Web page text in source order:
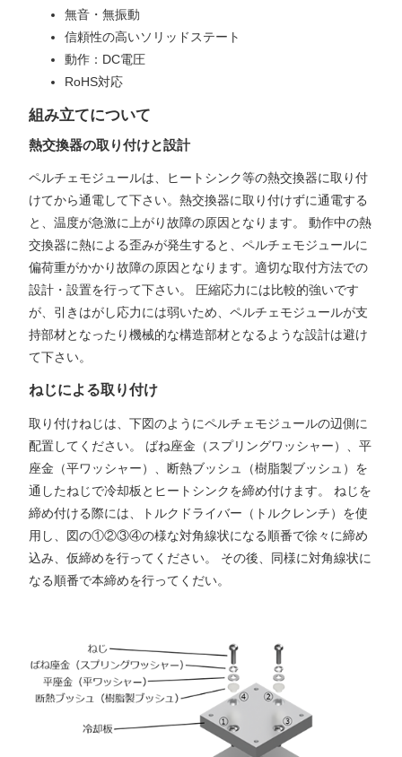
無音・無振動
信頼性の高いソリッドステート
動作：DC電圧
RoHS対応
組み立てについて
熱交換器の取り付けと設計
ペルチェモジュールは、ヒートシンク等の熱交換器に取り付
けてから通電して下さい。熱交換器に取り付けずに通電する
と、温度が急激に上がり故障の原因となります。 動作中の熱
交換器に熱による歪みが発生すると、ペルチェモジュールに
偏荷重がかかり故障の原因となります。適切な取付方法での
設計・設置を行って下さい。 圧縮応力には比較的強いです
が、引きはがし応力には弱いため、ペルチェモジュールが支
持部材となったり機械的な構造部材となるような設計は避け
て下さい。
ねじによる取り付け
取り付けねじは、下図のようにペルチェモジュールの辺側に
配置してください。 ばね座金（スプリングワッシャー）、平
座金（平ワッシャー）、断熱ブッシュ（樹脂製ブッシュ）を
通したねじで冷却板とヒートシンクを締め付けます。 ねじを
締め付ける際には、トルクドライバー（トルクレンチ）を使
用し、図の①②③④の様な対角線状になる順番で徐々に締め
込み、仮締めを行ってください。 その後、同様に対角線状に
なる順番で本締めを行ってくだい。